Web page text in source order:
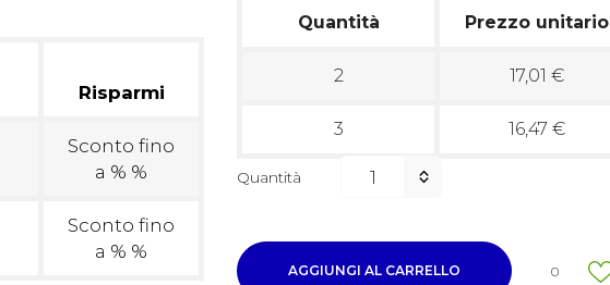
Risparmi
Sconto fino
a % %
Sconto fino
a % %
Quantità Prezzo unitario
2 17,01 €
3 16,47 €
Quantità
AGGIUNGI AL CARRELLO 0